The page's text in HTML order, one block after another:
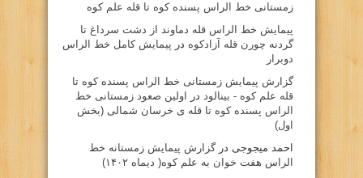
زمستانی خط الراس پسنده کوه تا قله علم کوه
پيمايش خط الراس قله دماوند از دشت سرداغ تا
گردنه چورن قله آزادكوه در پیمایش کامل خط الراس
دوبرار
گزارش پیمایش زمستانی خط الراس پسنده کوه تا
قله علم کوه - بينالود در
اولین صعود زمستانی خط
الراس پسنده کوه تا قله ی خرسان شمالی (بخش
اول)
احمد میجوجی درگزارش پیمایش زمستانه خط
الراس هفت خوان به علم کوه( دیماه ۱۴۰۲)